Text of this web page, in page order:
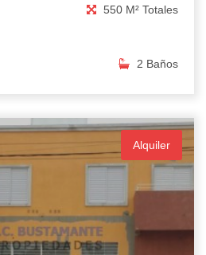
550 M² Totales
2 Baños
Alquiler